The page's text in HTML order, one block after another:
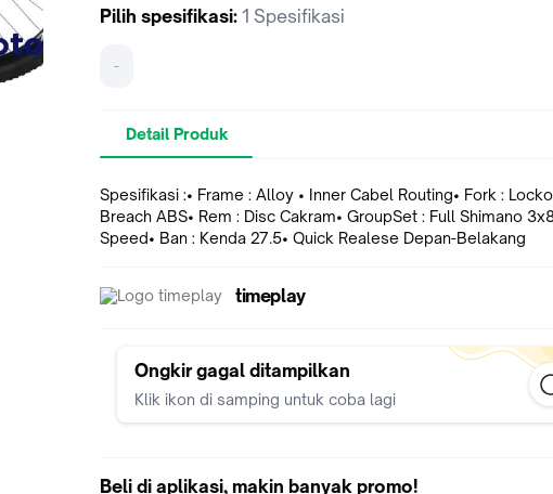
Pilih spesifikasi: 1 Spesifikasi
-
Detail Produk
Spesifikasi :• Frame : Alloy • Inner Cabel Routing• Fork :
Breach ABS• Rem : Disc Cakram• GroupSet : Full Shimano
Speed• Ban : Kenda 27.5• Quick Realese Depan-Belakang
timeplay
Ongkir gagal ditampilkan
Klik ikon di samping untuk coba lagi
Beli di aplikasi, makin banyak promo!